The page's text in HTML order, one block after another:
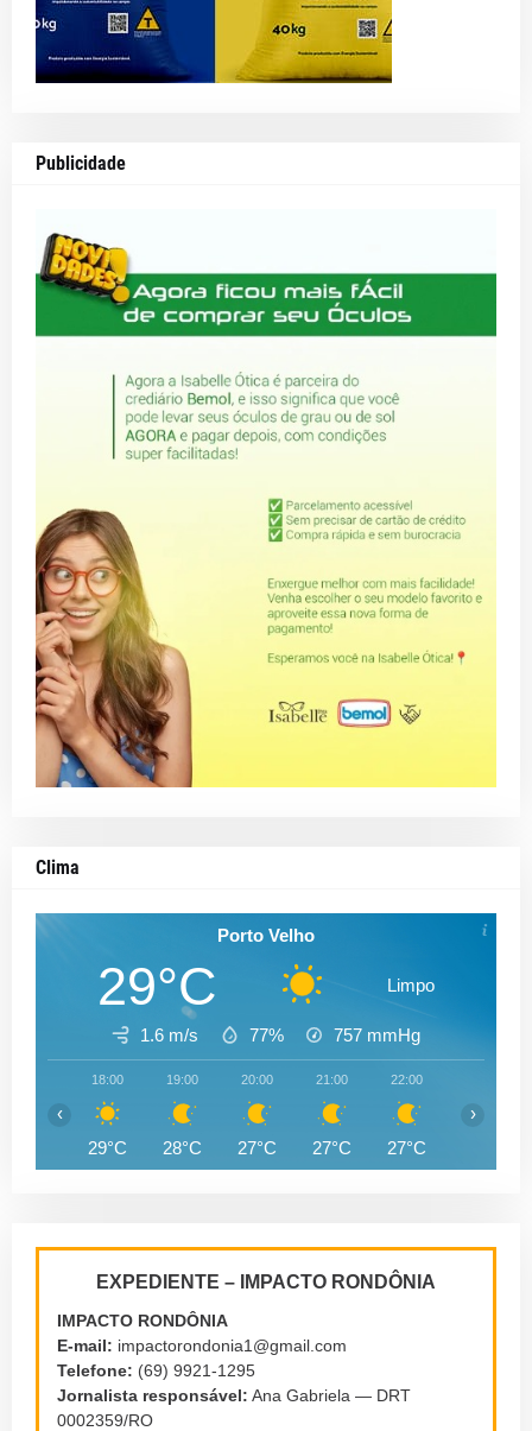
Publicidade
Clima
Porto Velho
29°C Limpo
1.6 m/s 77% 757 mmHg
18:00
29°C
19:00
28°C
20:00
27°C
21:00
27°C
22:00
27°C
‹ ›
EXPEDIENTE – IMPACTO RONDÔNIA
IMPACTO RONDÔNIA
E-mail: impactorondonia1@gmail.com
Telefone: (69) 9921-1295
Jornalista responsável: Ana Gabriela — DRT
0002359/RO